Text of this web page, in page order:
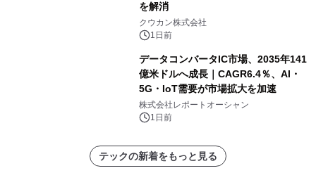
を解消
クウカン株式会社
1日前
データコンバータIC市場、2035年141
億米ドルへ成長｜CAGR6.4％、AI・
5G・IoT需要が市場拡大を加速
株式会社レポートオーシャン
1日前
テックの新着をもっと見る